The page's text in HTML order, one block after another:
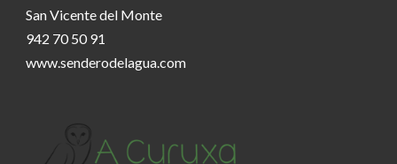
San Vicente del Monte
942 70 50 91
www.senderodelagua.com